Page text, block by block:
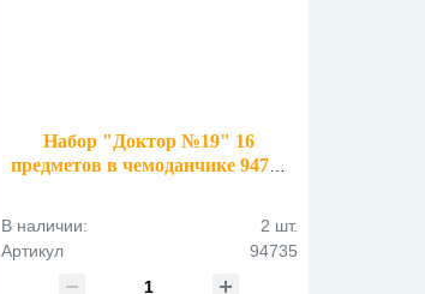
Набор "Доктор №19" 16
предметов в чемоданчике 94735
В наличии:
2 шт.
Артикул
94735